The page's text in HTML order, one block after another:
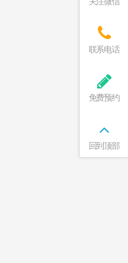
联系电话
免费预约
回到顶部